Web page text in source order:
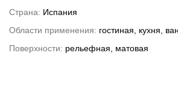
Страна: Испания
Области применения: гостиная, кухня,
Поверхности: рельефная, матовая